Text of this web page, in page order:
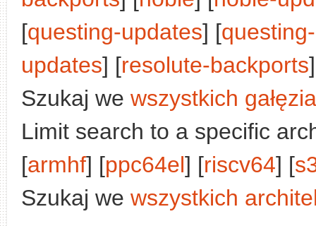
[questing-updates] [
updates] [resolute-backports
Szukaj we wszystkich
Limit search to a specific
[armhf] [ppc64el] [riscv64] [
Szukaj we wszystkich